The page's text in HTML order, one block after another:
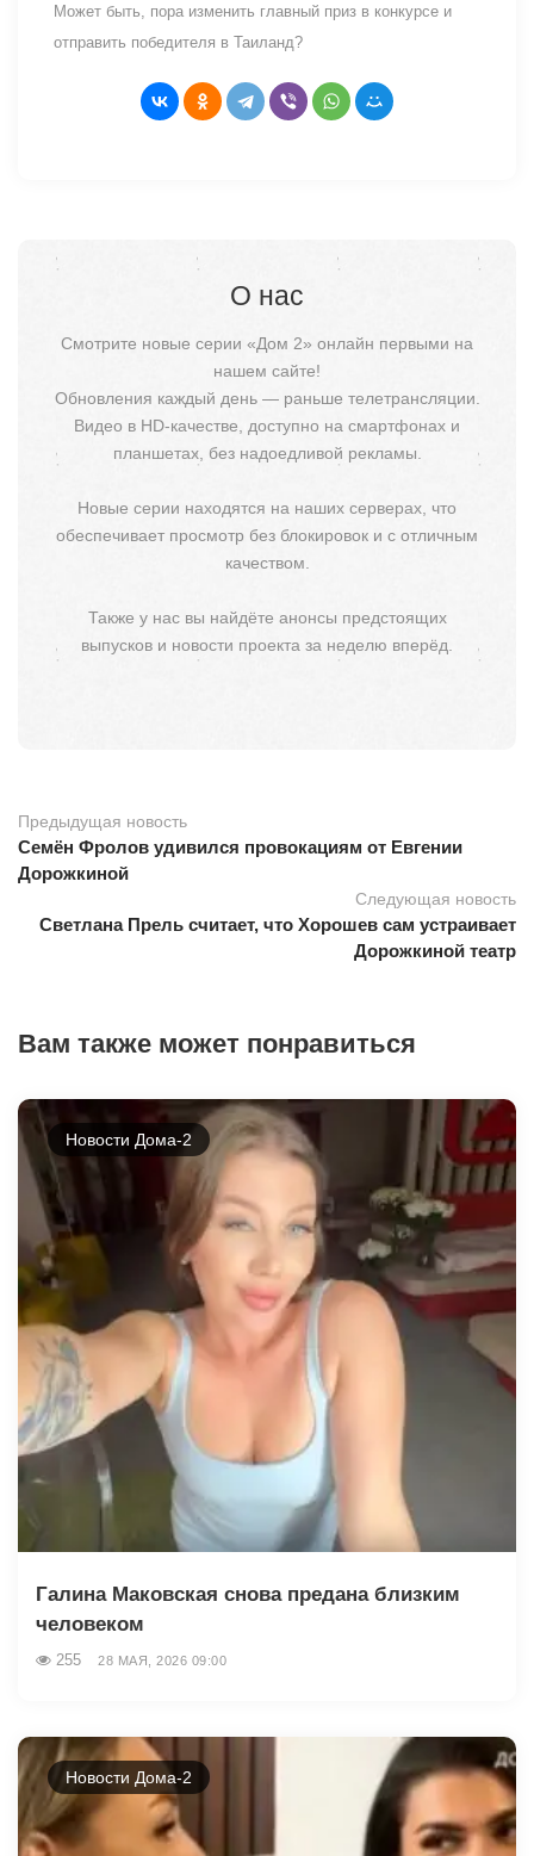
Может быть, пора изменить главный приз в конкурсе и
отправить победителя в Таиланд?
О нас
Смотрите новые серии «Дом 2» онлайн первыми на
нашем сайте!
Обновления каждый день — раньше телетрансляции.
Видео в HD-качестве, доступно на смартфонах и
планшетах, без надоедливой рекламы.
Новые серии находятся на наших серверах, что
обеспечивает просмотр без блокировок и с отличным
качеством.
Также у нас вы найдёте анонсы предстоящих
выпусков и новости проекта за неделю вперёд.
Предыдущая новость
Семён Фролов удивился провокациям от Евгении
Дорожкиной
Следующая новость
Светлана Прель считает, что Хорошев сам устраивает
Дорожкиной театр
Вам также может понравиться
Новости Дома-2
Галина Маковская снова предана близким
человеком
255 28 МАЯ, 2026 09:00
Новости Дома-2